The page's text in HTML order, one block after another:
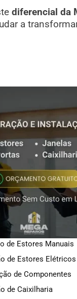
diferencial da
a
de Estores Manuais
de Estores Elétricos
de Componentes
de Caixilharia